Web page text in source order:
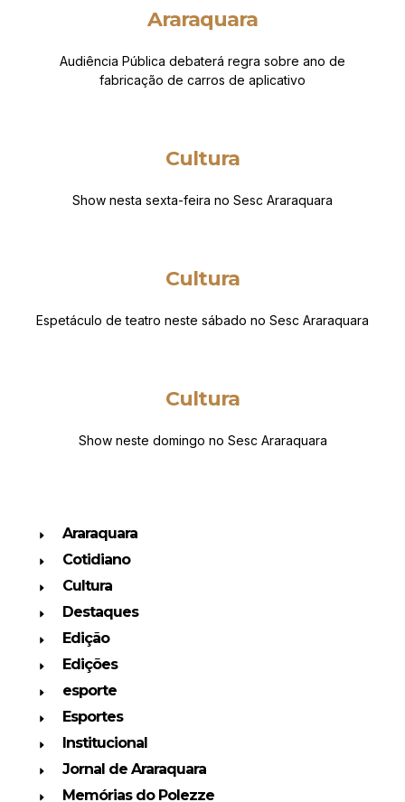
Araraquara
Audiência Pública debaterá regra sobre ano de
fabricação de carros de aplicativo
Cultura
Show nesta sexta-feira no Sesc Araraquara
Cultura
Espetáculo de teatro neste sábado no Sesc Araraquara
Cultura
Show neste domingo no Sesc Araraquara
Araraquara
Cotidiano
Cultura
Destaques
Edição
Edições
esporte
Esportes
Institucional
Jornal de Araraquara
Memórias do Polezze